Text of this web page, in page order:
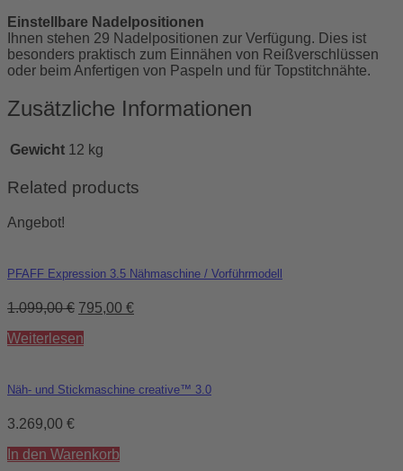
Einstellbare Nadelpositionen
Ihnen stehen 29 Nadelpositionen zur Verfügung. Dies ist
besonders praktisch zum Einnähen von Reißverschlüssen
oder beim Anfertigen von Paspeln und für Topstitchnähte.
Zusätzliche Informationen
Gewicht 12 kg
Related products
Angebot!
PFAFF Expression 3.5 Nähmaschine / Vorführmodell
1.099,00€ 795,00 €
Weiterlesen
Näh- und Stickmaschine creative™ 3.0
3.269,00 €
In den Warenkorb